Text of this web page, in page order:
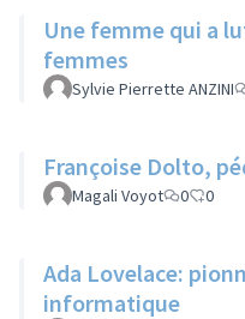
Une femme qui a
femmes
Sylvie Pierrette ANZINI
Françoise Dolto,
Magali Voyot 0 0
Ada Lovelace:
informatique